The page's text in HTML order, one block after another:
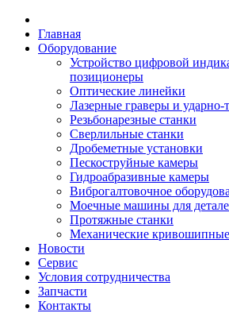
Главная
Оборудование
Устройство цифровой
позиционеры
Оптические линейки
Лазерные граверы и
Резьбонарезные станки
Сверлильные станки
Дробеметные установки
Пескоструйные камеры
Гидроабразивные камеры
Виброгалтовочное
Моечные машины для
Протяжные станки
Механические
Новости
Сервис
Условия сотрудничества
Запчасти
Контакты